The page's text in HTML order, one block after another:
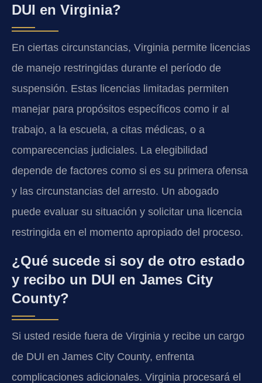
DUI en Virginia?
En ciertas circunstancias, Virginia permite licencias
de manejo restringidas durante el período de
suspensión. Estas licencias limitadas permiten
manejar para propósitos específicos como ir al
trabajo, a la escuela, a citas médicas, o a
comparecencias judiciales. La elegibilidad
depende de factores como si es su primera ofensa
y las circunstancias del arresto. Un abogado
puede evaluar su situación y solicitar una licencia
restringida en el momento apropiado del proceso.
¿Qué sucede si soy de otro estado
y recibo un DUI en James City
County?
Si usted reside fuera de Virginia y recibe un cargo
de DUI en James City County, enfrenta
complicaciones adicionales. Virginia procesará el